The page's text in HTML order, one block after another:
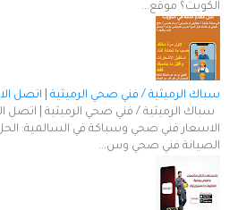
الكويت؟ موقع...
سباك الرميثية / فني صحي الرميثية | اتصل الان 66174580 | افضل
الاسعار فني صحي وسباكة في السالمية:
الصيانة فني صحي وس...